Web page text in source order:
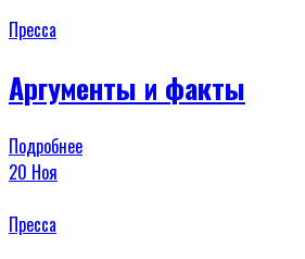
Пресса
Аргументы и факты
Подробнее
20 Ноя
Пресса